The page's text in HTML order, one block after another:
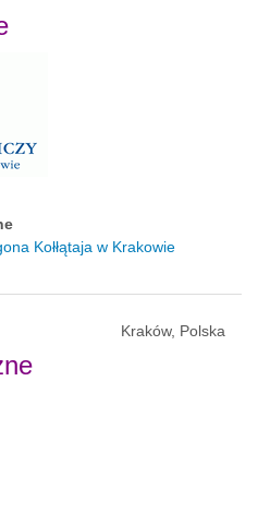
Kołłątaja w Krakowie
Kraków, Polska